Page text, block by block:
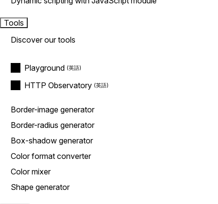
Tools
Discover our tools
Playground
HTTP Observatory
Border-image generator
Border-radius generator
Box-shadow generator
Color format converter
Color mixer
Shape generator